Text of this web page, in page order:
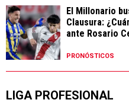
El Millonario
Clausura:
ante Rosario
PRONÓSTICOS
LIGA PROFESIONAL